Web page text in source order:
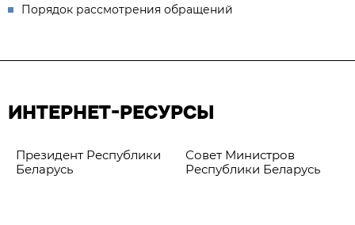
Порядок рассмотрения обращений
ИНТЕРНЕТ-РЕСУРСЫ
Президент Республики
Беларусь
Совет Министров
Республики Беларусь